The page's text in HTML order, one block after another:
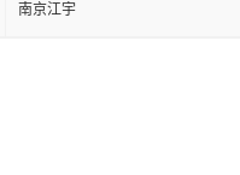
南京江宇